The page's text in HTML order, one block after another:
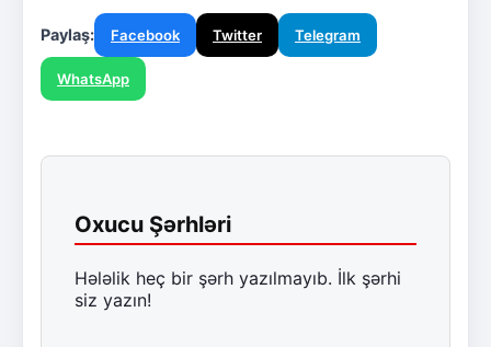
Paylaş: Facebook Twitter Telegram
WhatsApp
Oxucu Şərhləri
Hələlik heç bir şərh yazılmayıb. İlk şərhi
siz yazın!